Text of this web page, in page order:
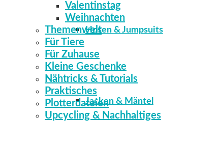
Hosen & Jumpsuits
Jacken & Mäntel
Valentinstag
Weihnachten
Themenwelt
Für Tiere
Für Zuhause
Kleine Geschenke
Nähtricks & Tutorials
Praktisches
Plotterdateien
Upcycling & Nachhaltiges